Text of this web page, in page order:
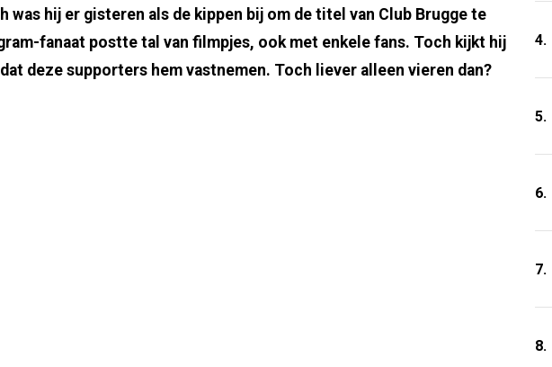
was hij er gisteren als de kippen bij om de titel van Club Brugge te
fanaat postte tal van filmpjes, ook met enkele fans. Toch kijkt hij
deze supporters hem vastnemen. Toch liever alleen vieren dan?
4.
5.
6.
7.
8.